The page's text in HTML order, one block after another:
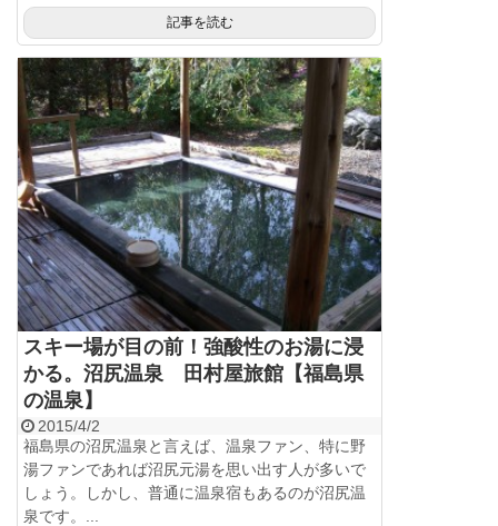
記事を読む
スキー場が目の前！強酸性のお湯に浸
かる。沼尻温泉 田村屋旅館【福島県
の温泉】
2015/4/2
福島県の沼尻温泉と言えば、温泉ファン、特に野
湯ファンであれば沼尻元湯を思い出す人が多いで
しょう。しかし、普通に温泉宿もあるのが沼尻温
泉です。...